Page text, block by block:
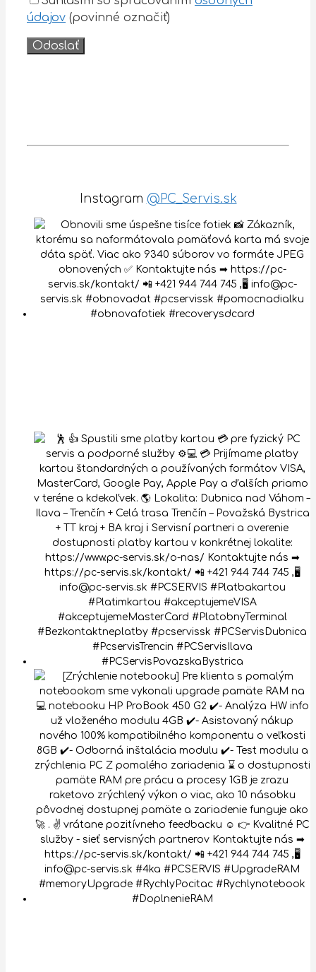
údajov (povinné označiť)
Instagram @PC_Servis.sk